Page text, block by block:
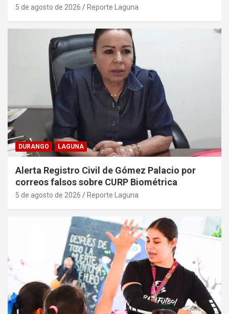
5 de agosto de 2026 Reporte Laguna
DURANGO LAGUNA
Alerta Registro Civil de Gómez Palacio por
correos falsos sobre CURP Biométrica
5 de agosto de 2026 Reporte Laguna